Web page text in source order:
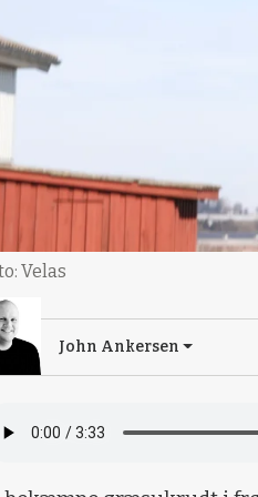
Velas
John Ankersen